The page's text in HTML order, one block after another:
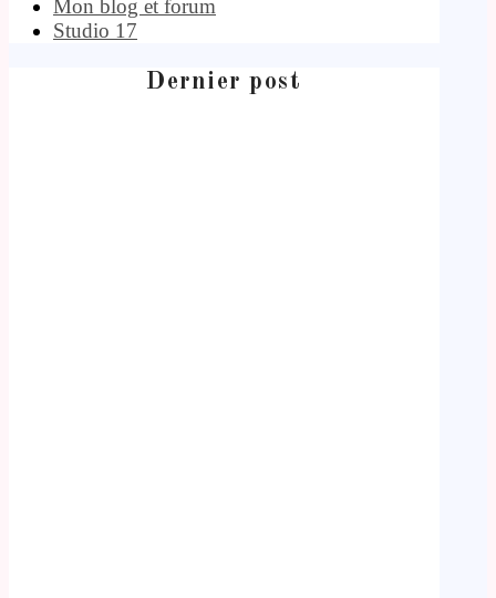
Mon blog et forum
Studio 17
Dernier post